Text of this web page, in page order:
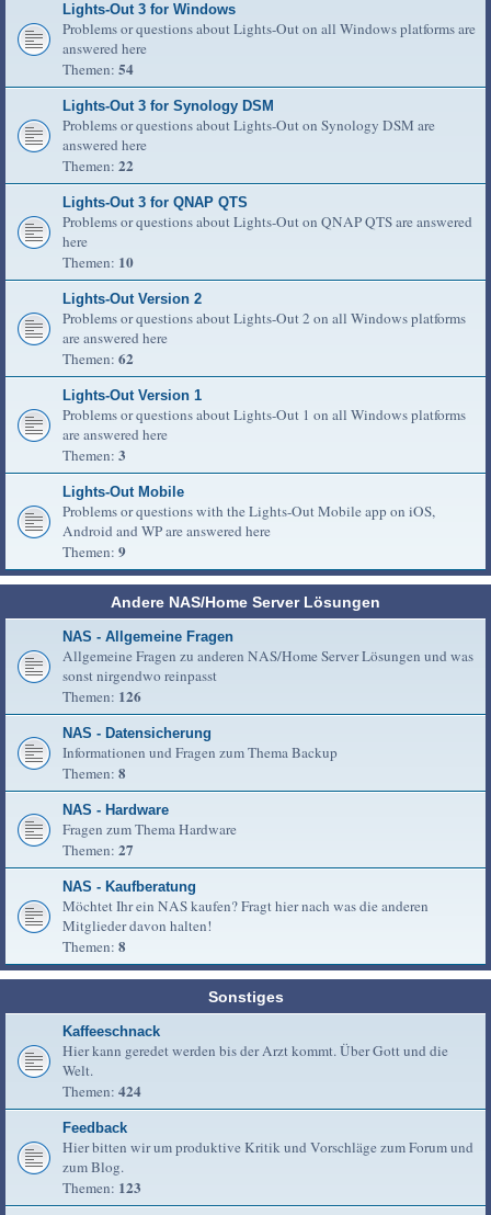
Lights-Out 3 for Windows
Problems or questions about Lights-Out on all Windows platforms are
answered here
Themen: 54
Lights-Out 3 for Synology DSM
Problems or questions about Lights-Out on Synology DSM are
answered here
Themen: 22
Lights-Out 3 for QNAP QTS
Problems or questions about Lights-Out on QNAP QTS are answered
here
Themen: 10
Lights-Out Version 2
Problems or questions about Lights-Out 2 on all Windows platforms
are answered here
Themen: 62
Lights-Out Version 1
Problems or questions about Lights-Out 1 on all Windows platforms
are answered here
Themen: 3
Lights-Out Mobile
Problems or questions with the Lights-Out Mobile app on iOS,
Android and WP are answered here
Themen: 9
Andere NAS/Home Server Lösungen
NAS - Allgemeine Fragen
Allgemeine Fragen zu anderen NAS/Home Server Lösungen und was
sonst nirgendwo reinpasst
Themen: 126
NAS - Datensicherung
Informationen und Fragen zum Thema Backup
Themen: 8
NAS - Hardware
Fragen zum Thema Hardware
Themen: 27
NAS - Kaufberatung
Möchtet Ihr ein NAS kaufen? Fragt hier nach was die anderen
Mitglieder davon halten!
Themen: 8
Sonstiges
Kaffeeschnack
Hier kann geredet werden bis der Arzt kommt. Über Gott und die
Welt.
Themen: 424
Feedback
Hier bitten wir um produktive Kritik und Vorschläge zum Forum und
zum Blog.
Themen: 123